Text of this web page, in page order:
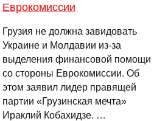
Еврокомиссии
Грузия не должна завидовать
Украине и Молдавии из-за
выделения финансовой помощи
со стороны Еврокомиссии. Об
этом заявил лидер правящей
партии «Грузинская мечта»
Ираклий Кобахидзе. …